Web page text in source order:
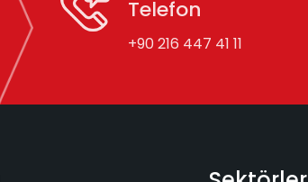
Telefon
+90 216 447 41 11